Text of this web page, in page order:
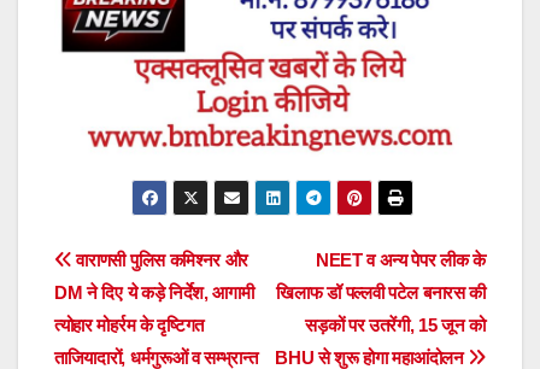
Post
navigation
NEET व अन्य पेपर लीक के
खिलाफ डॉ पल्लवी पटेल बनारस की
सड़कों पर उतरेंगी, 15 जून को
BHU से शुरू होगा महाआंदोलन
वाराणसी पुलिस कमिश्नर और
DM ने दिए ये कड़े निर्देश, आगामी
त्योहार मोहर्रम के दृष्टिगत
ताजियादारों, धर्मगुरूओं व सम्भ्रान्त